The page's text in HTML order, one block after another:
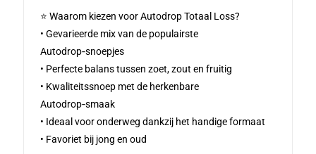
⭐ Waarom kiezen voor Autodrop Totaal Loss?
• Gevarieerde mix van de populairste
Autodrop‑snoepjes
• Perfecte balans tussen zoet, zout en fruitig
• Kwaliteitssnoep met de herkenbare
Autodrop‑smaak
• Ideaal voor onderweg dankzij het handige formaat
• Favoriet bij jong en oud